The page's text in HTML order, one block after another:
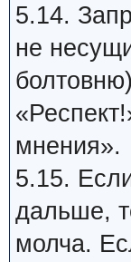
5.14.
не
мнения».
5.15.
дальше,
молча.